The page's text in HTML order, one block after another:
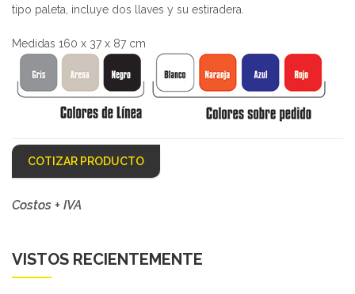
tipo paleta, incluye dos llaves y su estiradera.
Medidas 160 x 37 x 87 cm
COTIZAR PRODUCTO
Costos + IVA
VISTOS RECIENTEMENTE